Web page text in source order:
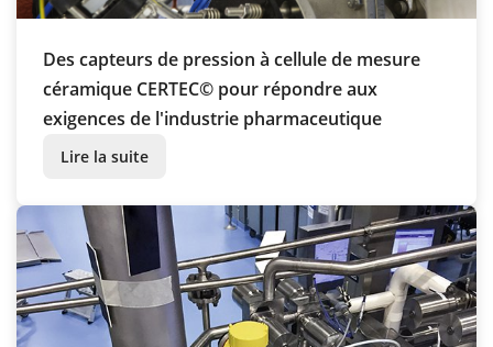
Des capteurs de pression à cellule de mesure
céramique CERTEC© pour répondre aux
exigences de l'industrie pharmaceutique
Lire la suite